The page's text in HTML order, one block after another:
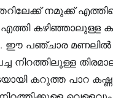
നമുക്ക്
കഴിഞ്ഞാലുള്ള
ഈ പഞ്ചാര മണലിൽ
നിറത്തിലുള്ള
കറുത്ത പാറ